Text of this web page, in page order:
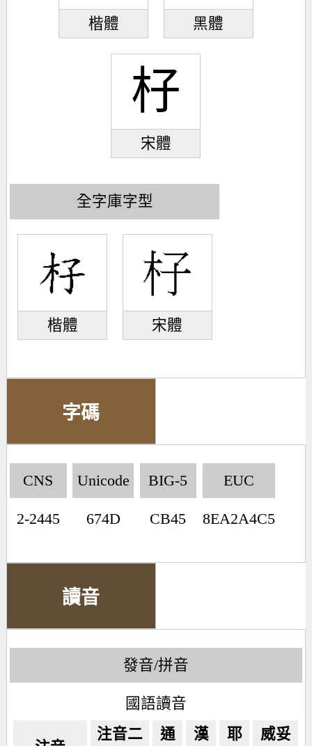
楷體 黑體
杍
宋體
全字庫字型
楷體 宋體
字碼
CNS
2-2445
Unicode
674D
BIG-5
CB45
EUC
8EA2A4C5
讀音
發音/拼音
國語讀音
注音二 通 漢 耶 威妥